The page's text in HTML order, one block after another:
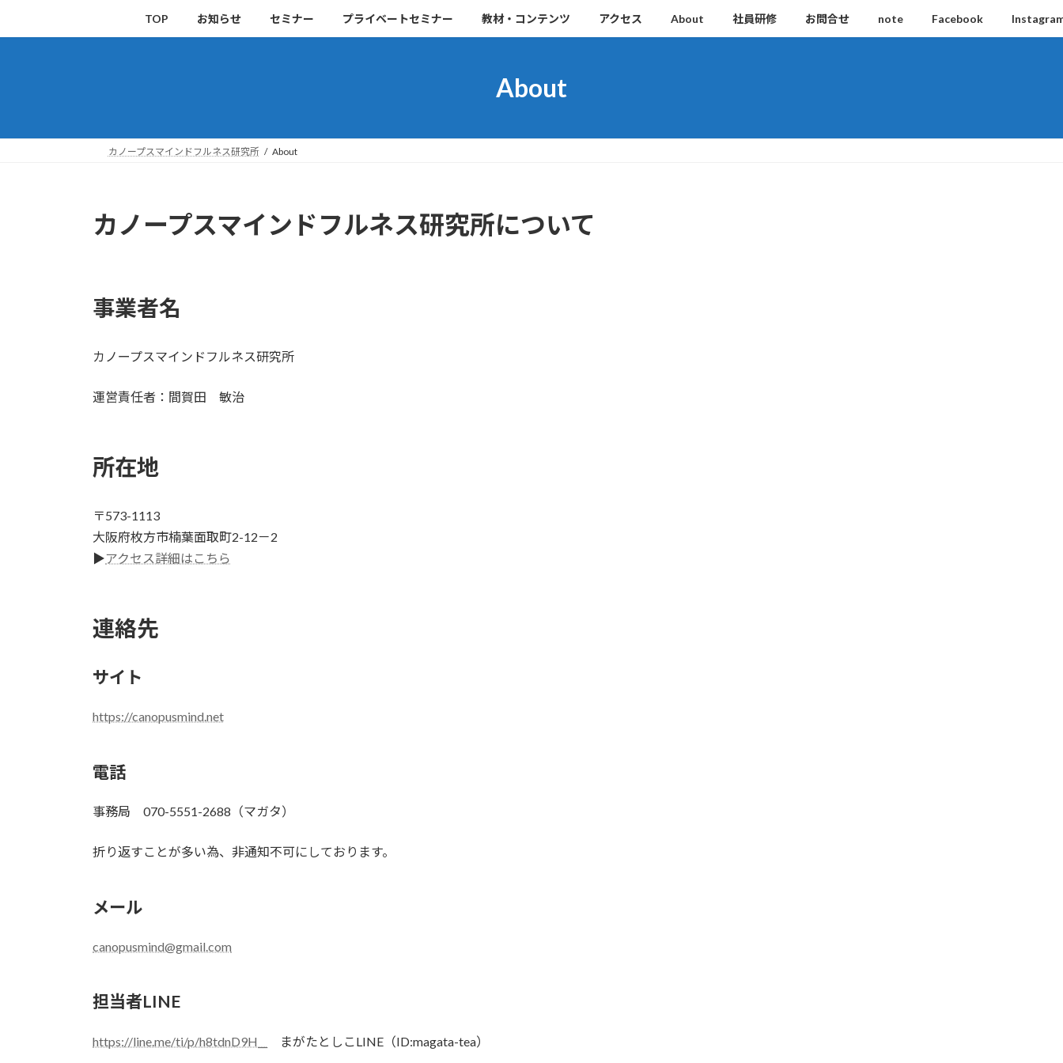
キ
に
TOP お知らせ セミナー プライベートセミナー 教材・コンテンツ アクセス About 社員研修 お問合せ note Facebook
About
カノープスマインドフルネス研究所 About
カノープスマインドフルネス研究所について
事業者名
カノープスマインドフルネス研究所
運営責任者：間賀田 敏治
所在地
〒573-1113
大阪府枚方市楠葉面取町2-12－2
▶アクセス詳細はこちら
連絡先
サイト
https://canopusmind.net
電話
事務局 070-5551-2688（マガタ）
折り返すことが多い為、非通知不可にしております。
メール
canopusmind@gmail.com
担当者LINE
https://line.me/ti/p/h8tdnD9H__ まがたとしこLINE（ID:magata-tea）